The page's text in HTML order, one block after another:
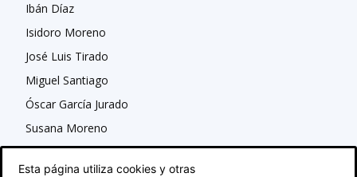
Ibán Díaz
Isidoro Moreno
José Luis Tirado
Miguel Santiago
Óscar García Jurado
Susana Moreno
Esta página utiliza cookies y otras